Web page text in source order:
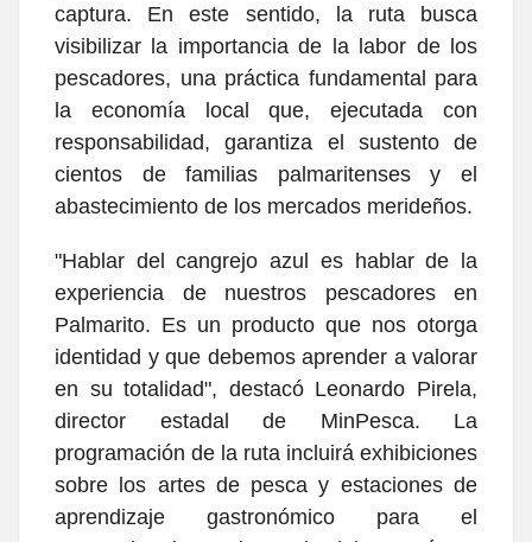
captura. En este sentido, la ruta busca
visibilizar la importancia de la labor de los
pescadores, una práctica fundamental para
la economía local que, ejecutada con
responsabilidad, garantiza el sustento de
cientos de familias palmaritenses y el
abastecimiento de los mercados merideños.
"Hablar del cangrejo azul es hablar de la
experiencia de nuestros pescadores en
Palmarito. Es un producto que nos otorga
identidad y que debemos aprender a valorar
en su totalidad", destacó Leonardo Pirela,
director estadal de MinPesca. La
programación de la ruta incluirá exhibiciones
sobre los artes de pesca y estaciones de
aprendizaje gastronómico para el